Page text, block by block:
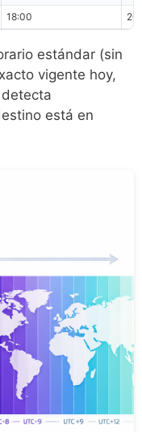
18:00
estándar (sin
vigente hoy,
está en